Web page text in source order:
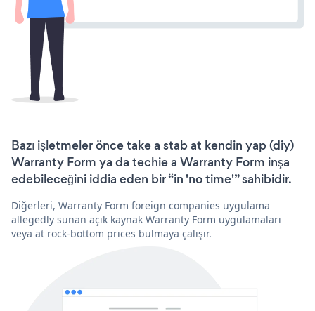
Bazı işletmeler önce take a stab at kendin yap (diy)
Warranty Form ya da techie a Warranty Form inşa
edebileceğini iddia eden bir “in 'no time'” sahibidir.
Diğerleri, Warranty Form foreign companies uygulama
allegedly sunan açık kaynak Warranty Form uygulamaları
veya at rock-bottom prices bulmaya çalışır.